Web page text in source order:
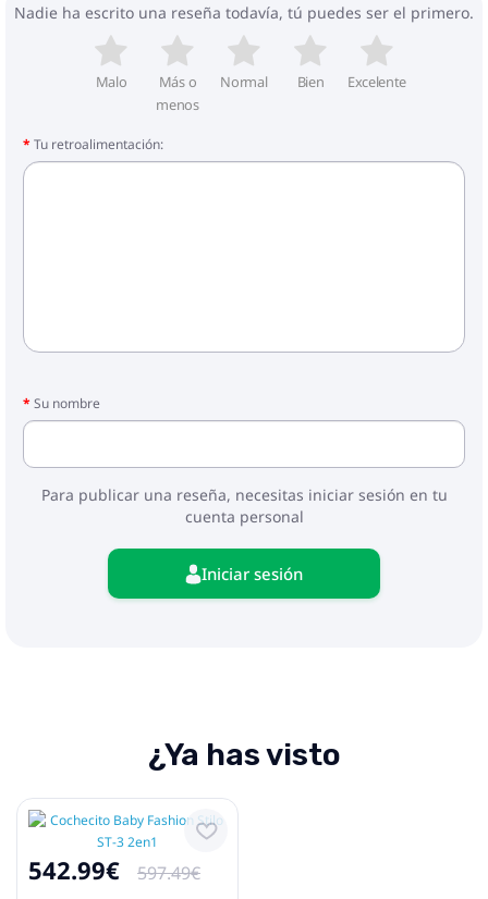
- Bolsa para cochecito
- Colchón
- Ruedas
- bloque para caminar
- Cesta
- Chubasquero
Nadie ha escrito una reseña todavía, tú puedes ser el primero.
Malo
Más o
menos
Normal Bien Excelente
Tu retroalimentación:
Su nombre
Para publicar una reseña, necesitas iniciar sesión en tu
cuenta personal
Iniciar sesión
¿Ya has visto
542.99€
597.49€